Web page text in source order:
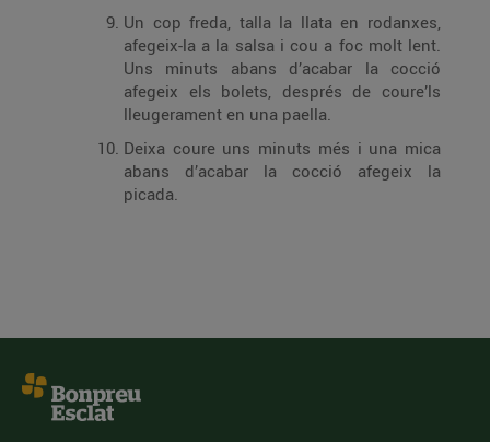
Un cop freda, talla la llata en rodanxes,
afegeix-la a la salsa i cou a foc molt lent.
Uns minuts abans d’acabar la cocció
afegeix els bolets, després de coure’ls
lleugerament en una paella.
Deixa coure uns minuts més i una mica
abans d’acabar la cocció afegeix la
picada.